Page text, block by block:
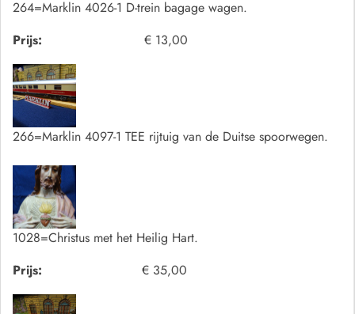
264=Marklin 4026-1 D-trein bagage wagen.
Prijs:
€ 13,00
266=Marklin 4097-1 TEE rijtuig van de Duitse spoorwegen.
1028=Christus met het Heilig Hart.
Prijs:
€ 35,00